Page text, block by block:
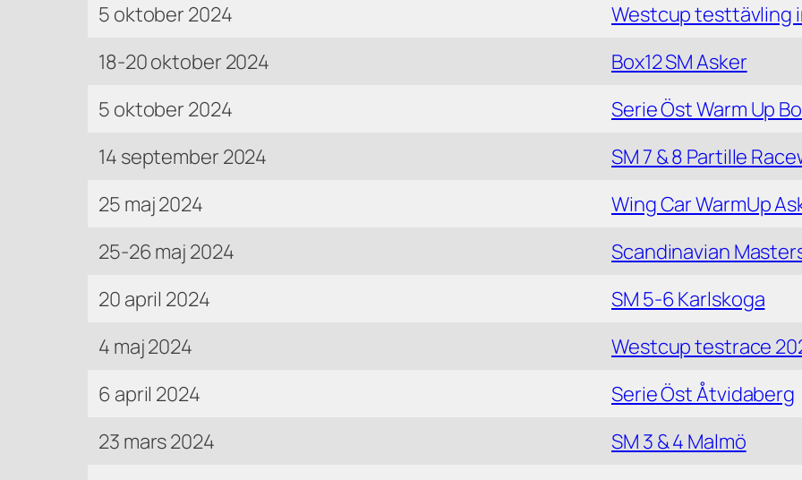
5 oktober 2024
Westcup testtävling
18-20 oktober 2024
Box12 SM Asker
5 oktober 2024
Serie Öst Warm Up
14 september 2024
SM 7 & 8 Partille
25 maj 2024
Wing Car WarmUp
25-26 maj 2024
Scandinavian
20 april 2024
SM 5-6 Karlskoga
4 maj 2024
Westcup testrace
6 april 2024
Serie Öst Åtvidaberg
23 mars 2024
SM 3 & 4 Malmö